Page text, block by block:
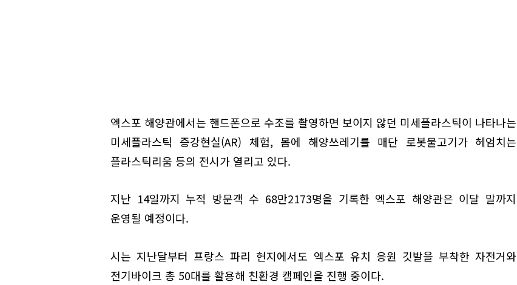
엑스포 해양관에서는 핸드폰으로 수조를 촬영하면 보이지 않던 미세플라스틱이 나타나는
미세플라스틱 증강현실(AR) 체험, 몸에 해양쓰레기를 매단 로봇물고기가 헤엄치는
플라스틱리움 등의 전시가 열리고 있다.
지난 14일까지 누적 방문객 수 68만2173명을 기록한 엑스포 해양관은 이달 말까지
운영될 예정이다.
시는 지난달부터 프랑스 파리 현지에서도 엑스포 유치 응원 깃발을 부착한 자전거와
전기바이크 총 50대를 활용해 친환경 캠페인을 진행 중이다.